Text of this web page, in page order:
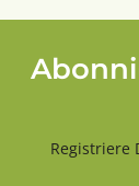
Registriere